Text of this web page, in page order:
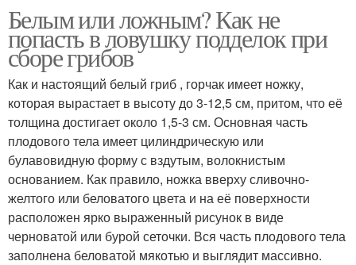
Белым или ложным? Как не
попасть в ловушку подделок при
сборе грибов
Как и настоящий белый гриб , горчак имеет ножку,
которая вырастает в высоту до 3-12,5 см, притом, что её
толщина достигает около 1,5-3 см. Основная часть
плодового тела имеет цилиндрическую или
булавовидную форму с вздутым, волокнистым
основанием. Как правило, ножка вверху сливочно-
желтого или беловатого цвета и на её поверхности
расположен ярко выраженный рисунок в виде
черноватой или бурой сеточки. Вся часть плодового тела
заполнена беловатой мякотью и выглядит массивно.